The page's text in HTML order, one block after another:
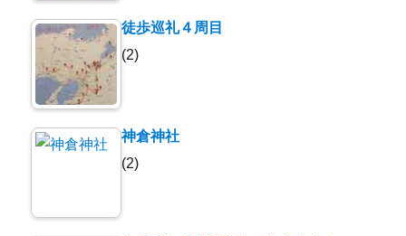
徒歩巡礼４周目
(2)
神倉神社
(2)